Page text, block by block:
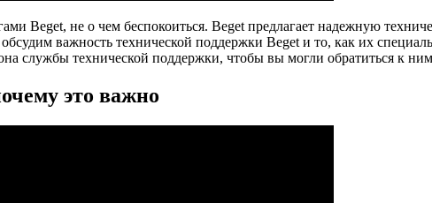
Beget, не о чем беспокоиться. Beget предлагает надежную
важность технической поддержки Beget и то, как их
службы технической поддержки, чтобы вы могли обратиться к
это важно